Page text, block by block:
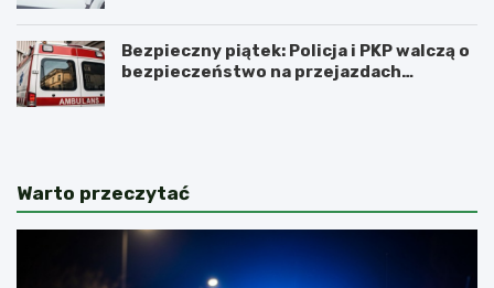
Bezpieczny piątek: Policja i PKP walczą o
bezpieczeństwo na przejazdach
Warto przeczytać